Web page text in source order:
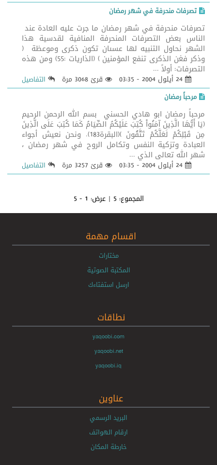
تصرفات منحرفة في شهر رمضان
تصرفات منحرفة في شهر رمضان ما جرت عليه العادة عند
الناس بعض التصرفات المنحرفة المنافية لقدسية هذا
الشهر نحاول التنبيه لها عسىان تكون ذكرى وموعظة (
وذكر فغن الذكرى تنفع المؤمنين ) (الذاريات :55) ومن هذه
التصرفات: أولاً ...
قرئ 3068 مرة
التفاصيل
مرحباً رمضان
مرحباً رمضان ابو هادي الحسني بسم الله الرحمن الرحيم
(يَا أَيُّهَا الَّذِينَ آمَنُواْ كُتِبَ عَلَيْكُمُ الصِّيَامُ كَمَا كُتِبَ عَلَى الَّذِينَ
مِن قَبْلِكُمْ لَعَلَّكُمْ تَتَّقُونَ )(البقرة183). ونحن نعيش أجواء
العبادة وتزكية النفس وتكامل الروح في شهر رمضان ،
شهر الله تعالى الذي ...
قرئ 3257 مرة التفاصيل
المجموع:5 | عرض: 1 - 5
اقسام مهمة
مختارات
المكتبة الصوتية
ارسل استفتاءك
نطاقات
yaqoobi.com
yaqoobi.net
yaqoobi.iq
عناوين
البريد الرسمي
ارقام الهواتف
خارطة المكان